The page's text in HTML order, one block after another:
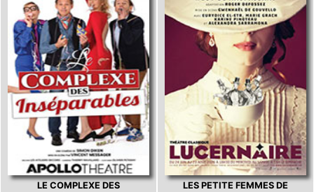
LE COMPLEXE DES
LES PETITE FEMMES DE